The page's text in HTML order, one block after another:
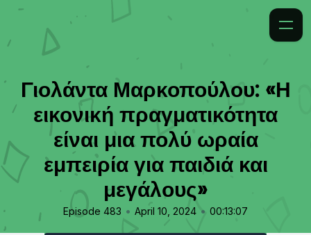
Γιολάντα Μαρκοπούλου: «Η
εικονική πραγματικότητα
είναι μια πολύ ωραία
εμπειρία για παιδιά και
μεγάλους»
Episode 483 • April 10, 2024 • 00:13:07